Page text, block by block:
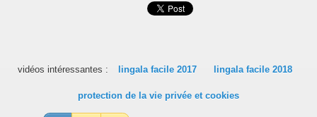
vidéos intéressantes : lingala facile 2017 lingala facile 2018
protection de la vie privée et cookies